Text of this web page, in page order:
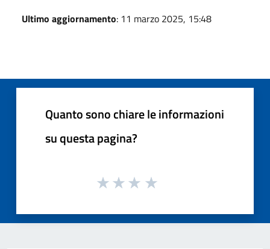
Ultimo aggiornamento: 11 marzo 2025, 15:48
Quanto sono chiare le informazioni
su questa pagina?